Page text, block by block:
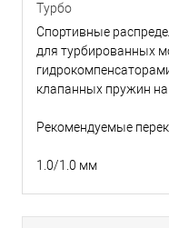
Турбо
Спортивные
для турбированных
клапанных пружин
Рекомендуемые
1.0/1.0 мм